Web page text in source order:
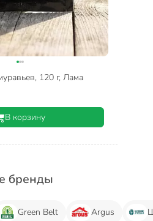
120 г, Лама
В корзину
бренды
Green Belt Argus